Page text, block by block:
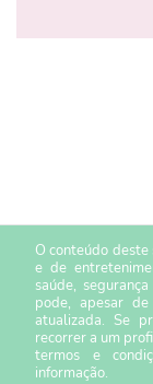
O conteúdo
e de
saúde,
pode, apesar
atualizada. Se
recorrer a um
termos e
informação.